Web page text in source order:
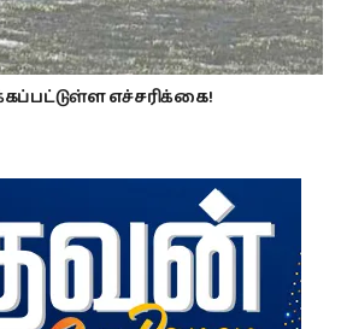
எச்சரிக்கை!